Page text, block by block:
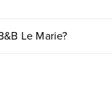
Le Marie?